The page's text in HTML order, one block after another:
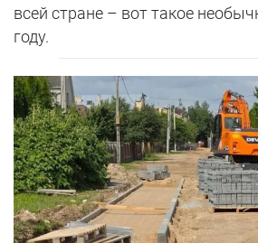
всей стране – вот такое
году.